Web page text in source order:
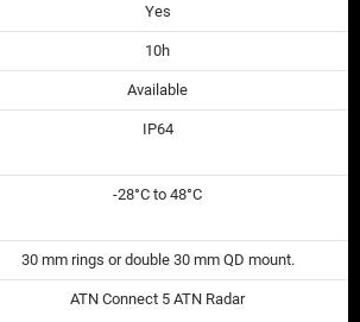
Yes
10h
Available
IP64
-28°C to 48°C
30 mm rings or double 30 mm QD mount.
ATN Connect 5 ATN Radar